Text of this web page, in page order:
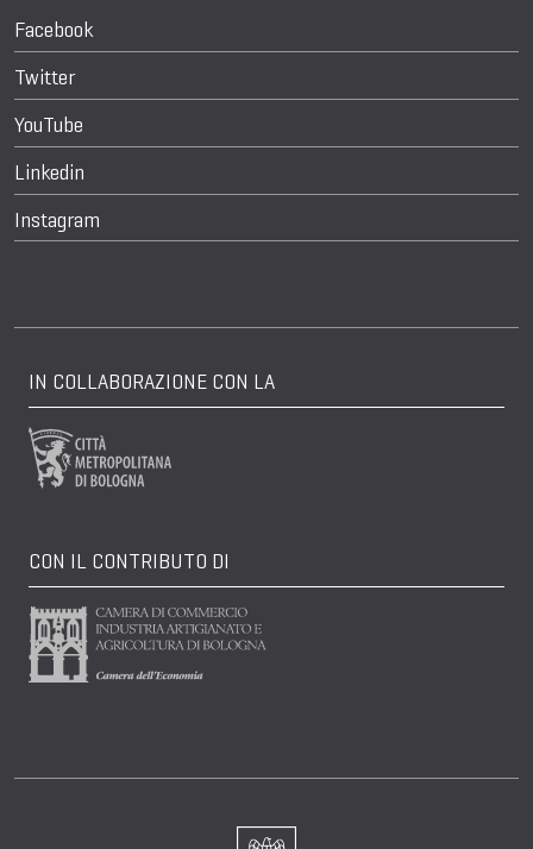
Facebook
Twitter
YouTube
Linkedin
Instagram
IN COLLABORAZIONE CON LA
CON IL CONTRIBUTO DI